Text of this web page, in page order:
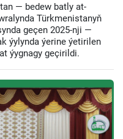
— bedew batly at-
Türkmenistanyň
geçen 2025-nji —
ýylynda ýerine ýetirilen
ýygnagy geçirildi.